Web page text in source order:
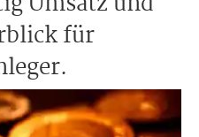
für